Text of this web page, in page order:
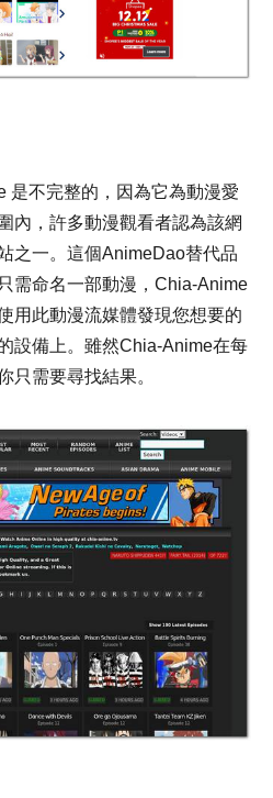
是不完整的，因為它為動漫愛
內，許多動漫觀看者認為該網
之一。這個AnimeDao替代品
需命名一部動漫，Chia-Anime
用此動漫流媒體發現您想要的
設備上。雖然Chia-Anime在每
只需要尋找結果。